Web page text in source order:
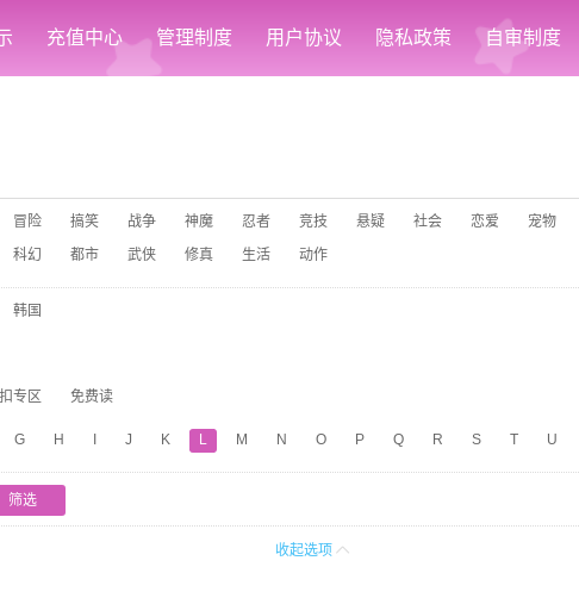
充值中心 管理制度 用户协议 隐私政策 自审制度
冒险 搞笑 战争 神魔 忍者 竞技 悬疑 社会 恋爱
宠物
科幻 都市 武侠 修真 生活 动作
韩国
专区 免费读
G H J K L M N O P Q R S T U
筛选
收起选项